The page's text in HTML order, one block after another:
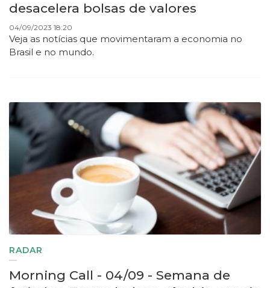
desacelera bolsas de valores
04/09/2023 18:20
Veja as notícias que movimentaram a economia no
Brasil e no mundo.
RADAR
Morning Call - 04/09 - Semana de